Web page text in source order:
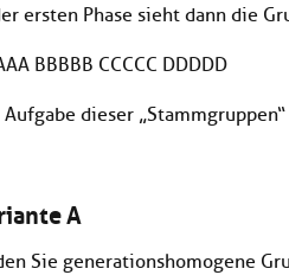
ersten Phase sieht dann die
BBBBB CCCCC DDDDD
Aufgabe dieser
A
Sie generationshomogene